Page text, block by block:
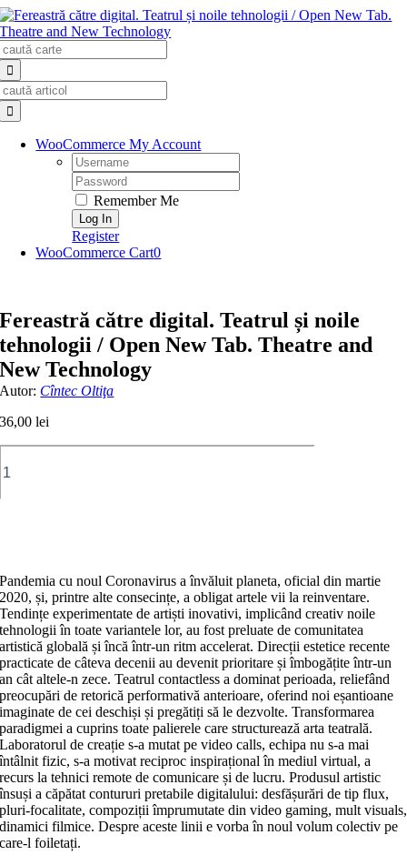
Skip
to
content
WooCommerce My Account
Username:
Password:
Remember Me
Register
WooCommerce Cart0
Fereastră către digital. Teatrul și noile
tehnologii / Open New Tab. Theatre and
New Technology
Autor: Cîntec Oltiţa
36,00lei
Pandemia cu noul Coronavirus a învăluit planeta, oficial din martie
2020, și, printre alte consecințe, a obligat artele vii la reinventare.
Tendințe experimentate de artiști inovativi, implicând creativ noile
tehnologii în toate variantele lor, au fost preluate de comunitatea
artistică globală și încă într-un ritm accelerat. Direcții estetice recente
practicate de câteva decenii au devenit prioritare și îmbogățite într-un
an cât altele-n zece. Teatrul contactless a dominat perioada, reliefând
preocupări de retorică performativă anterioare, oferind noi eșantioane
imaginate de cei deschiși și pregătiți să le dezvolte. Transformarea
paradigmei a cuprins toate palierele care structurează arta teatrală.
Laboratorul de creație s-a mutat pe video calls, echipa nu s-a mai
întâlnit fizic, s-a motivat reciproc inspirațional în mediul virtual, a
recurs la tehnici remote de comunicare și de lucru. Produsul artistic
însuși a căpătat contururi pretabile digitalului: desfășurări de tip flux,
pluri-focalitate, compoziții împrumutate din video gaming, mult visuals,
dinamici filmice. Despre aceste linii e vorba în noul volum colectiv pe
care-l foiletați.